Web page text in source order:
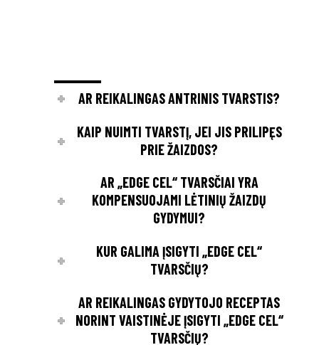
AR REIKALINGAS ANTRINIS TVARSTIS?
KAIP NUIMTI TVARSTĮ, JEI JIS PRILIPĘS
PRIE ŽAIZDOS?
AR „EDGE CEL“ TVARSČIAI YRA
KOMPENSUOJAMI LĖTINIŲ ŽAIZDŲ
GYDYMUI?
KUR GALIMA ĮSIGYTI „EDGE CEL“
TVARSČIŲ?
AR REIKALINGAS GYDYTOJO RECEPTAS
NORINT VAISTINĖJE ĮSIGYTI „EDGE CEL“
TVARSČIŲ?